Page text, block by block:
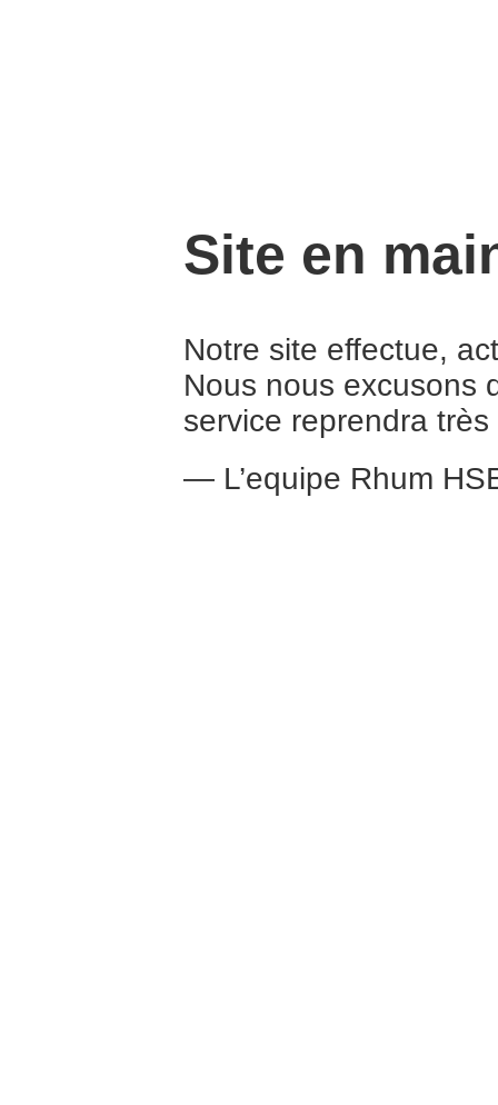
Site en
Notre site effectue,
Nous nous excusons
service reprendra
— L’equipe Rhum